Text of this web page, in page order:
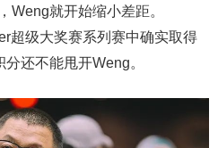
Weng就开始缩小差距。
超级大奖赛系列赛中确实取得
还不能甩开Weng。